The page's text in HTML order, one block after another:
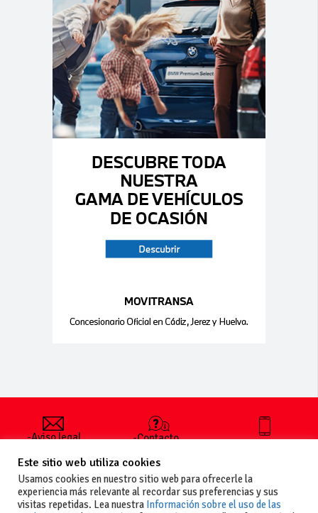
-Aviso legal
generales
de uso
-Política de
-Contacto
publicar un
anuncio
-Vende+
+34 627 35
Este sitio web utiliza cookies
Usamos cookies en nuestro sitio web para ofrecerle la
experiencia más relevante al recordar sus preferencias y sus
visitas repetidas. Lea nuestra Información sobre el uso de las